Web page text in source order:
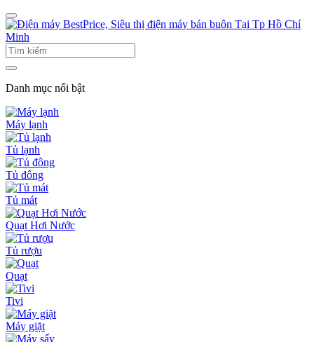
Danh mục nổi bật
Máy lạnh
Tủ lạnh
Tủ đông
Tủ mát
Quạt Hơi Nước
Tủ rượu
Quạt
Tivi
Máy giặt